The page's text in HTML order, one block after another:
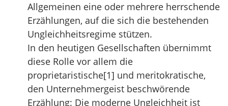
Allgemeinen eine oder mehrere herrschende
Erzählungen, auf die sich die bestehenden
Ungleichheitsregime stützen.
In den heutigen Gesellschaften übernimmt
diese Rolle vor allem die
proprietaristische[1] und meritokratische,
den Unternehmergeist beschwörende
Erzählung: Die moderne Ungleichheit ist